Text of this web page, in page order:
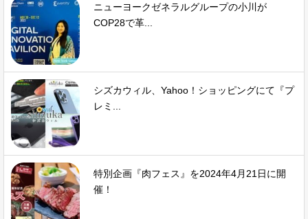
ニューヨークゼネラルグループの小川が
COP28で革...
シズカウィル、Yahoo！ショッピングにて『プ
レミ...
特別企画『肉フェス』を2024年4月21日に開
催！